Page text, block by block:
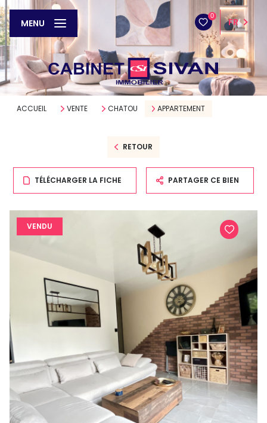
0
FR
MENU
ACCUEIL VENTE CHATOU APPARTEMENT
RETOUR
TÉLÉCHARGER LA FICHE PARTAGER CE BIEN
VENDU